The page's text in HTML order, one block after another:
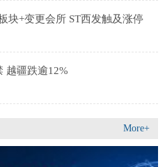
块+变更会所 ST西发触及涨停
越疆跌逾12%
More+